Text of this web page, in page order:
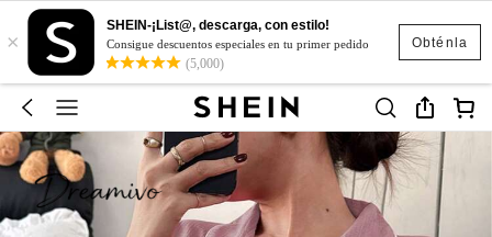
Obténla
×
SHEIN-¡List@, descarga, con estilo!
Consigue descuentos especiales en tu primer pedido
(5,000)